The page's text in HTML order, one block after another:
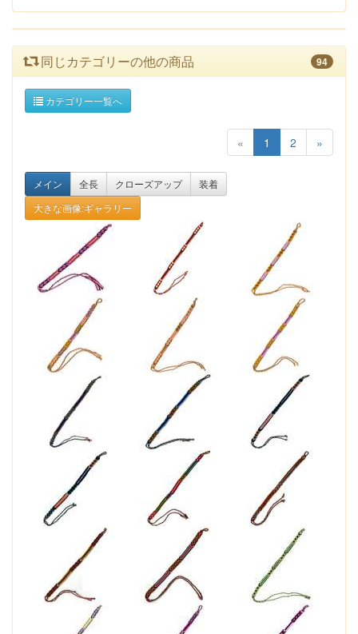
同じカテゴリーの他の商品 94
カテゴリー一覧へ
« 1 2 »
メイン 全長 クローズアップ
装着
大きな画像:ギャラリー